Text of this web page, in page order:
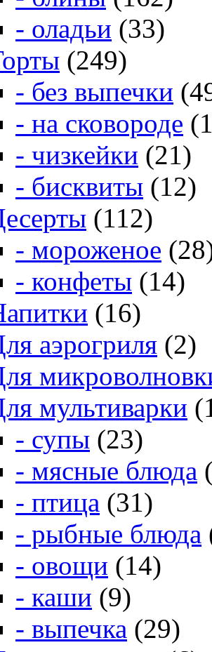
- оладьи (33)
(249)
- без выпечки
- на сковороде
- чизкейки (21)
- бисквиты (12)
(112)
- мороженое
- конфеты (14)
(16)
аэрогриля (2)
мультиварки
- супы (23)
- мясные блюда
- птица (31)
- рыбные блюда
- овощи (14)
- каши (9)
- выпечка (29)